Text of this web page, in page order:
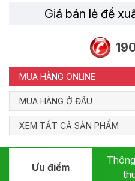
Giá bán lẻ đề
MUA HÀNG ONLINE
MUA HÀNG Ở ĐÂU
XEM TẤT CẢ SẢN PHẨM
Ưu điểm